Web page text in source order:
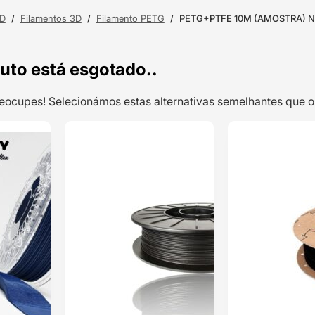
/ Filamentos 3D / Filamento PETG / PETG+PTFE 10M (AMOSTRA)
está esgotado..
Selecionámos estas alternativas semelhantes que
RECREUS
com5.00
em 5 com
base em
classificação
de cliente
46,67
TOP VENDAS
ENVIO 24H